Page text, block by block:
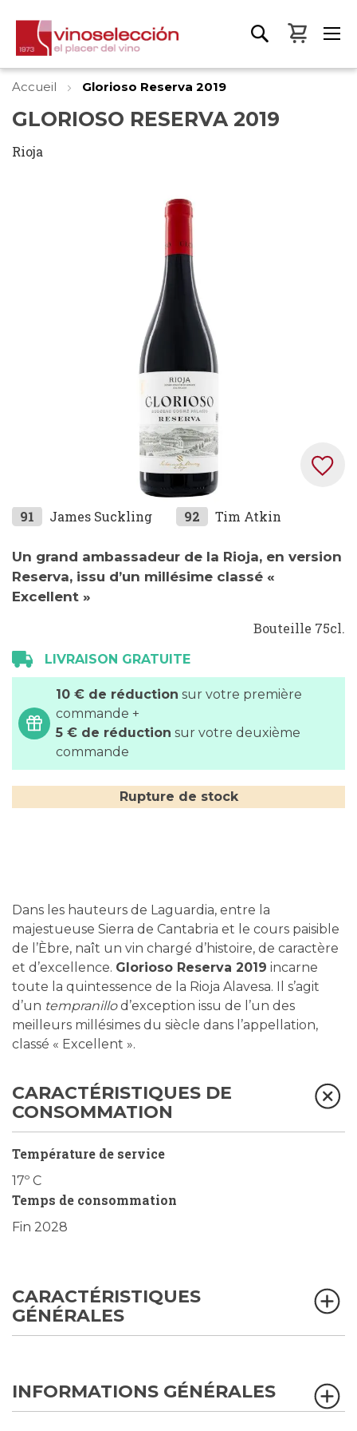
Mon
Accueil Glorioso Reserva 2019
GLORIOSO RESERVA 2019
Rioja
Skip
the
beginning
of
gallery
91 James Suckling 92 Tim Atkin
Un grand ambassadeur de la Rioja, en version
Reserva, issu d’un millésime classé «
Excellent »
Bouteille 75cl.
LIVRAISON GRATUITE
10 € de réduction sur votre première
commande +
5 € de réduction sur votre deuxième
commande
Rupture de stock
Dans les hauteurs de Laguardia, entre la
majestueuse Sierra de Cantabria et le cours paisible
de l’Èbre, naît un vin chargé d’histoire, de caractère
et d’excellence. Glorioso Reserva 2019 incarne
toute la quintessence de la Rioja Alavesa. Il s’agit
d’un tempranillod’exception issu de l’un des
meilleurs millésimes du siècle dans l’appellation,
classé « Excellent ».
CARACTÉRISTIQUES DE
CONSOMMATION
Température de service
17º C
Temps de consommation
Fin 2028
CARACTÉRISTIQUES
GÉNÉRALES
INFORMATIONS GÉNÉRALES